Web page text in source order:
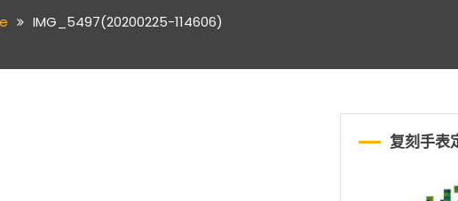
IMG_5497(20200225-114606)
复刻手表